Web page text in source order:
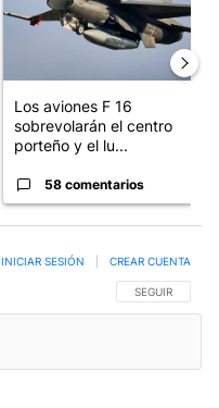
Los aviones F 16
sobrevolarán el centro
porteño y el lu...
58 comentarios
SIGA ESTA
SEGUIR
INICIAR SESIÓN CREAR CUENTA